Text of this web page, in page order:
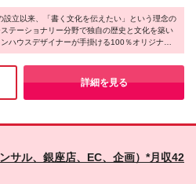
え、動き、成果を出すことが好きな方
迎。 生活に負担がかからないよう、ス
クス、在宅、直行直帰、育児配慮により
談など、ライフステージに合わせて柔軟
もご用意しています。
支給します（36協定による）
区代々木5-48-1 ＜銀座直営店＞
更の範囲)上記を除く当
構
界中のトップブランドが集まる文化の
。 そんな一等地に構える直営店は、
を伝えるための特別な拠点です。 訪れ
、文化に触れるための一歩を体感してい
地から時代に合わせた“書く文化”を届
す。
設立以来、「書く文化を伝えたい」という理念の
テーショナリー分野で独自の歴史と文化を築い
ハウスデザイナーが手掛ける100％オリジナル
い年代の方が使いやすく、美しい製品です。紙
にも細かく配慮し、日常の様々なシーンで気持
くりを追求。細かなこだわりが、お客様から長
と実感しました。
詳細を見る
サル、銀座店、EC、企画）*月収42